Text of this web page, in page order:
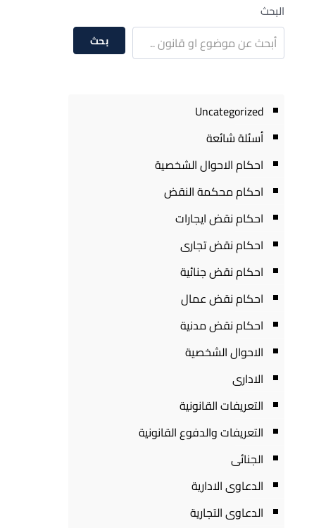
البحث
بحث
Uncategorized
أسئلة شائعة
احكام الاحوال الشخصية
احكام محكمة النقض
احكام نقض ايجارات
احكام نقض تجارى
احكام نقض جنائية
احكام نقض عمال
احكام نقض مدنية
الاحوال الشخصية
الادارى
التعريفات القانونية
التعريفات والدفوع القانونية
الجنائى
الدعاوى الادارية
الدعاوى التجارية